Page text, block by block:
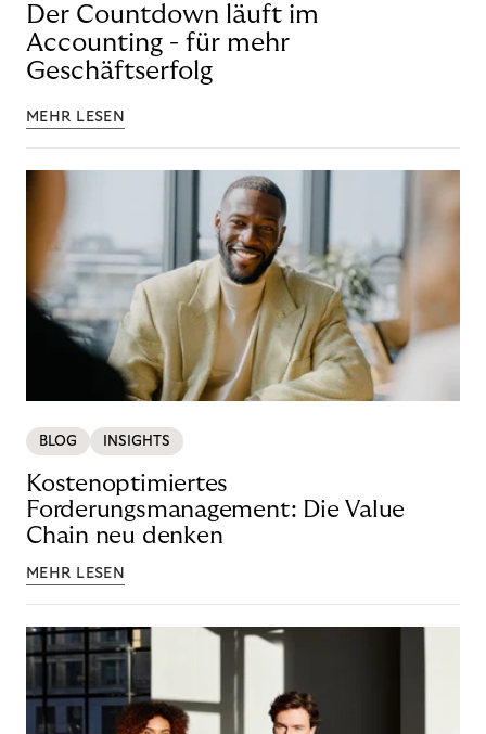
Der Countdown läuft im
Accounting - für mehr
Geschäftserfolg
MEHR LESEN
BLOG INSIGHTS
Kostenoptimiertes
Forderungsmanagement: Die Value
Chain neu denken
MEHR LESEN